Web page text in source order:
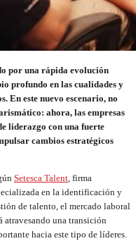
por una rápida evolución
profundo en las cualidades y
En este nuevo escenario, no
ahora, las empresas
liderazgo con una fuerte
cambios estratégicos
Setesca Talent, firma
en la identificación y
de talento, el mercado laboral
atravesando una transición
hacia este tipo de líderes.